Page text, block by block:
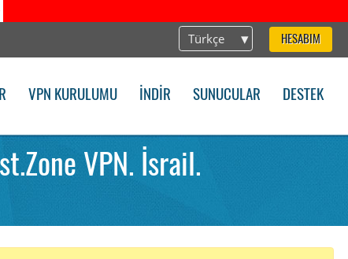
Türkçe HESABIM
VPN KURULUMU İNDIR SUNUCULAR DESTEK
VPN. İsrail.